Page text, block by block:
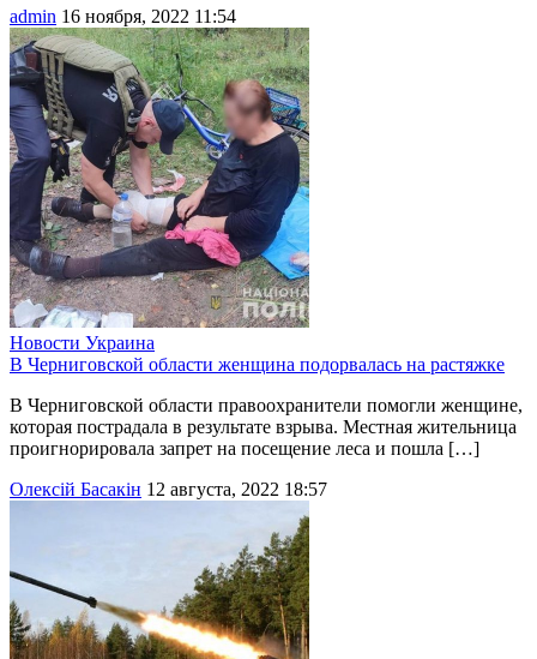
admin 16 ноября, 2022 11:54
Новости Украина
В Черниговской области женщина подорвалась на растяжке
В Черниговской области правоохранители помогли женщине,
которая пострадала в результате взрыва. Местная жительница
проигнорировала запрет на посещение леса и пошла […]
Олексій Басакін 12 августа, 2022 18:57